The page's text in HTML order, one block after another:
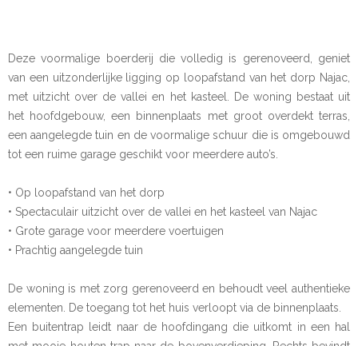
Deze voormalige boerderij die volledig is gerenoveerd, geniet
van een uitzonderlijke ligging op loopafstand van het dorp Najac,
met uitzicht over de vallei en het kasteel. De woning bestaat uit
het hoofdgebouw, een binnenplaats met groot overdekt terras,
een aangelegde tuin en de voormalige schuur die is omgebouwd
tot een ruime garage geschikt voor meerdere auto’s.
• Op loopafstand van het dorp
• Spectaculair uitzicht over de vallei en het kasteel van Najac
• Grote garage voor meerdere voertuigen
• Prachtig aangelegde tuin
De woning is met zorg gerenoveerd en behoudt veel authentieke
elementen. De toegang tot het huis verloopt via de binnenplaats.
Een buitentrap leidt naar de hoofdingang die uitkomt in een hal